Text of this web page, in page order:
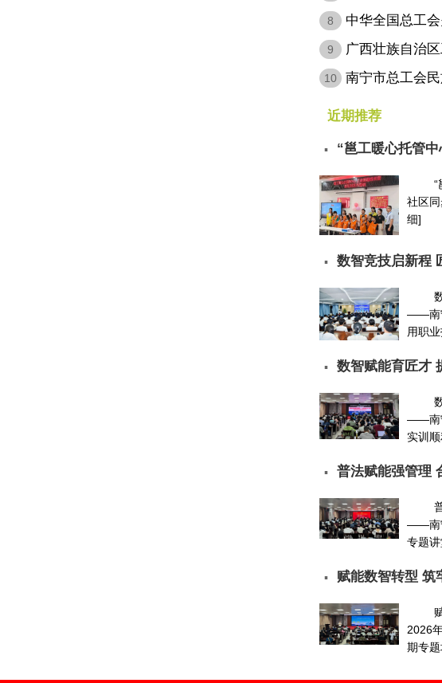
名…
8
中华全国总工
会…
9
广西壮族自治
定…
10 南宁市总工会
近期推荐
▪ “邕工暖心托管
“
社区
细]
▪ 数智竞技启新
——南
用职
▪ 数智赋能育匠
——南
实训
▪ 普法赋能强管
——南
专题
▪ 赋能数智转型
2026
期专